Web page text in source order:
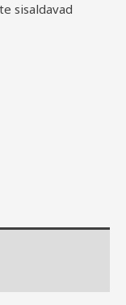
sisaldavad